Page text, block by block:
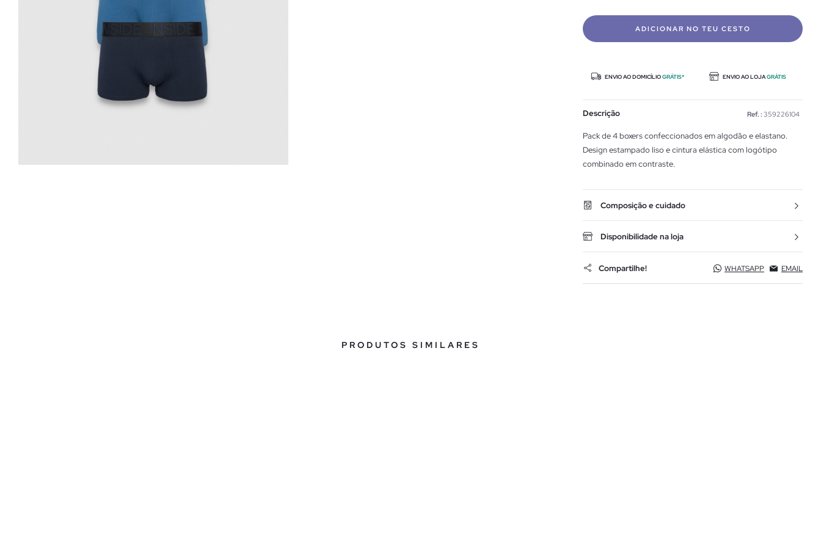
ADICIONAR NO TEU CESTO
ENVIO AO DOMICÍLIOGRÁTIS* ENVIO AO LOJAGRÁTIS
Descrição Ref. : 359226104
Pack de 4 boxers confeccionados em algodão e elastano.
Design estampado liso e cintura elástica com logótipo
combinado em contraste.
Composição e cuidado
Disponibilidade na loja
Compartilhe! WHATSAPP EMAIL
PRODUTOS SIMILARES